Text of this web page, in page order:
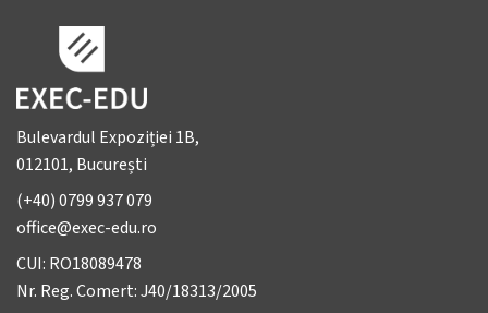
Bulevardul Expoziției 1B,
012101, București
(+40) 0799 937 079
office@exec-edu.ro
CUI: RO18089478
Nr. Reg. Comert: J40/18313/2005